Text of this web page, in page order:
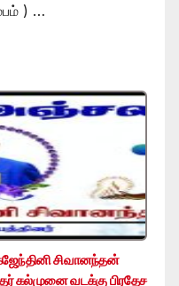
) …
சிவானந்தன்
கல்முனை வடக்கு பிரதேச